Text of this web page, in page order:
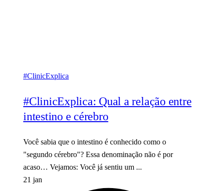
#ClinicExplica
#ClinicExplica: Qual a relação entre
intestino e cérebro
Você sabia que o intestino é conhecido como o
"segundo cérebro"? Essa denominação não é por
acaso… Vejamos: Você já sentiu um ...
21 jan